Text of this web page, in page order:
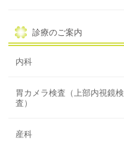
診療のご案内
内科
胃カメラ検査（上部内視鏡検
査）
産科